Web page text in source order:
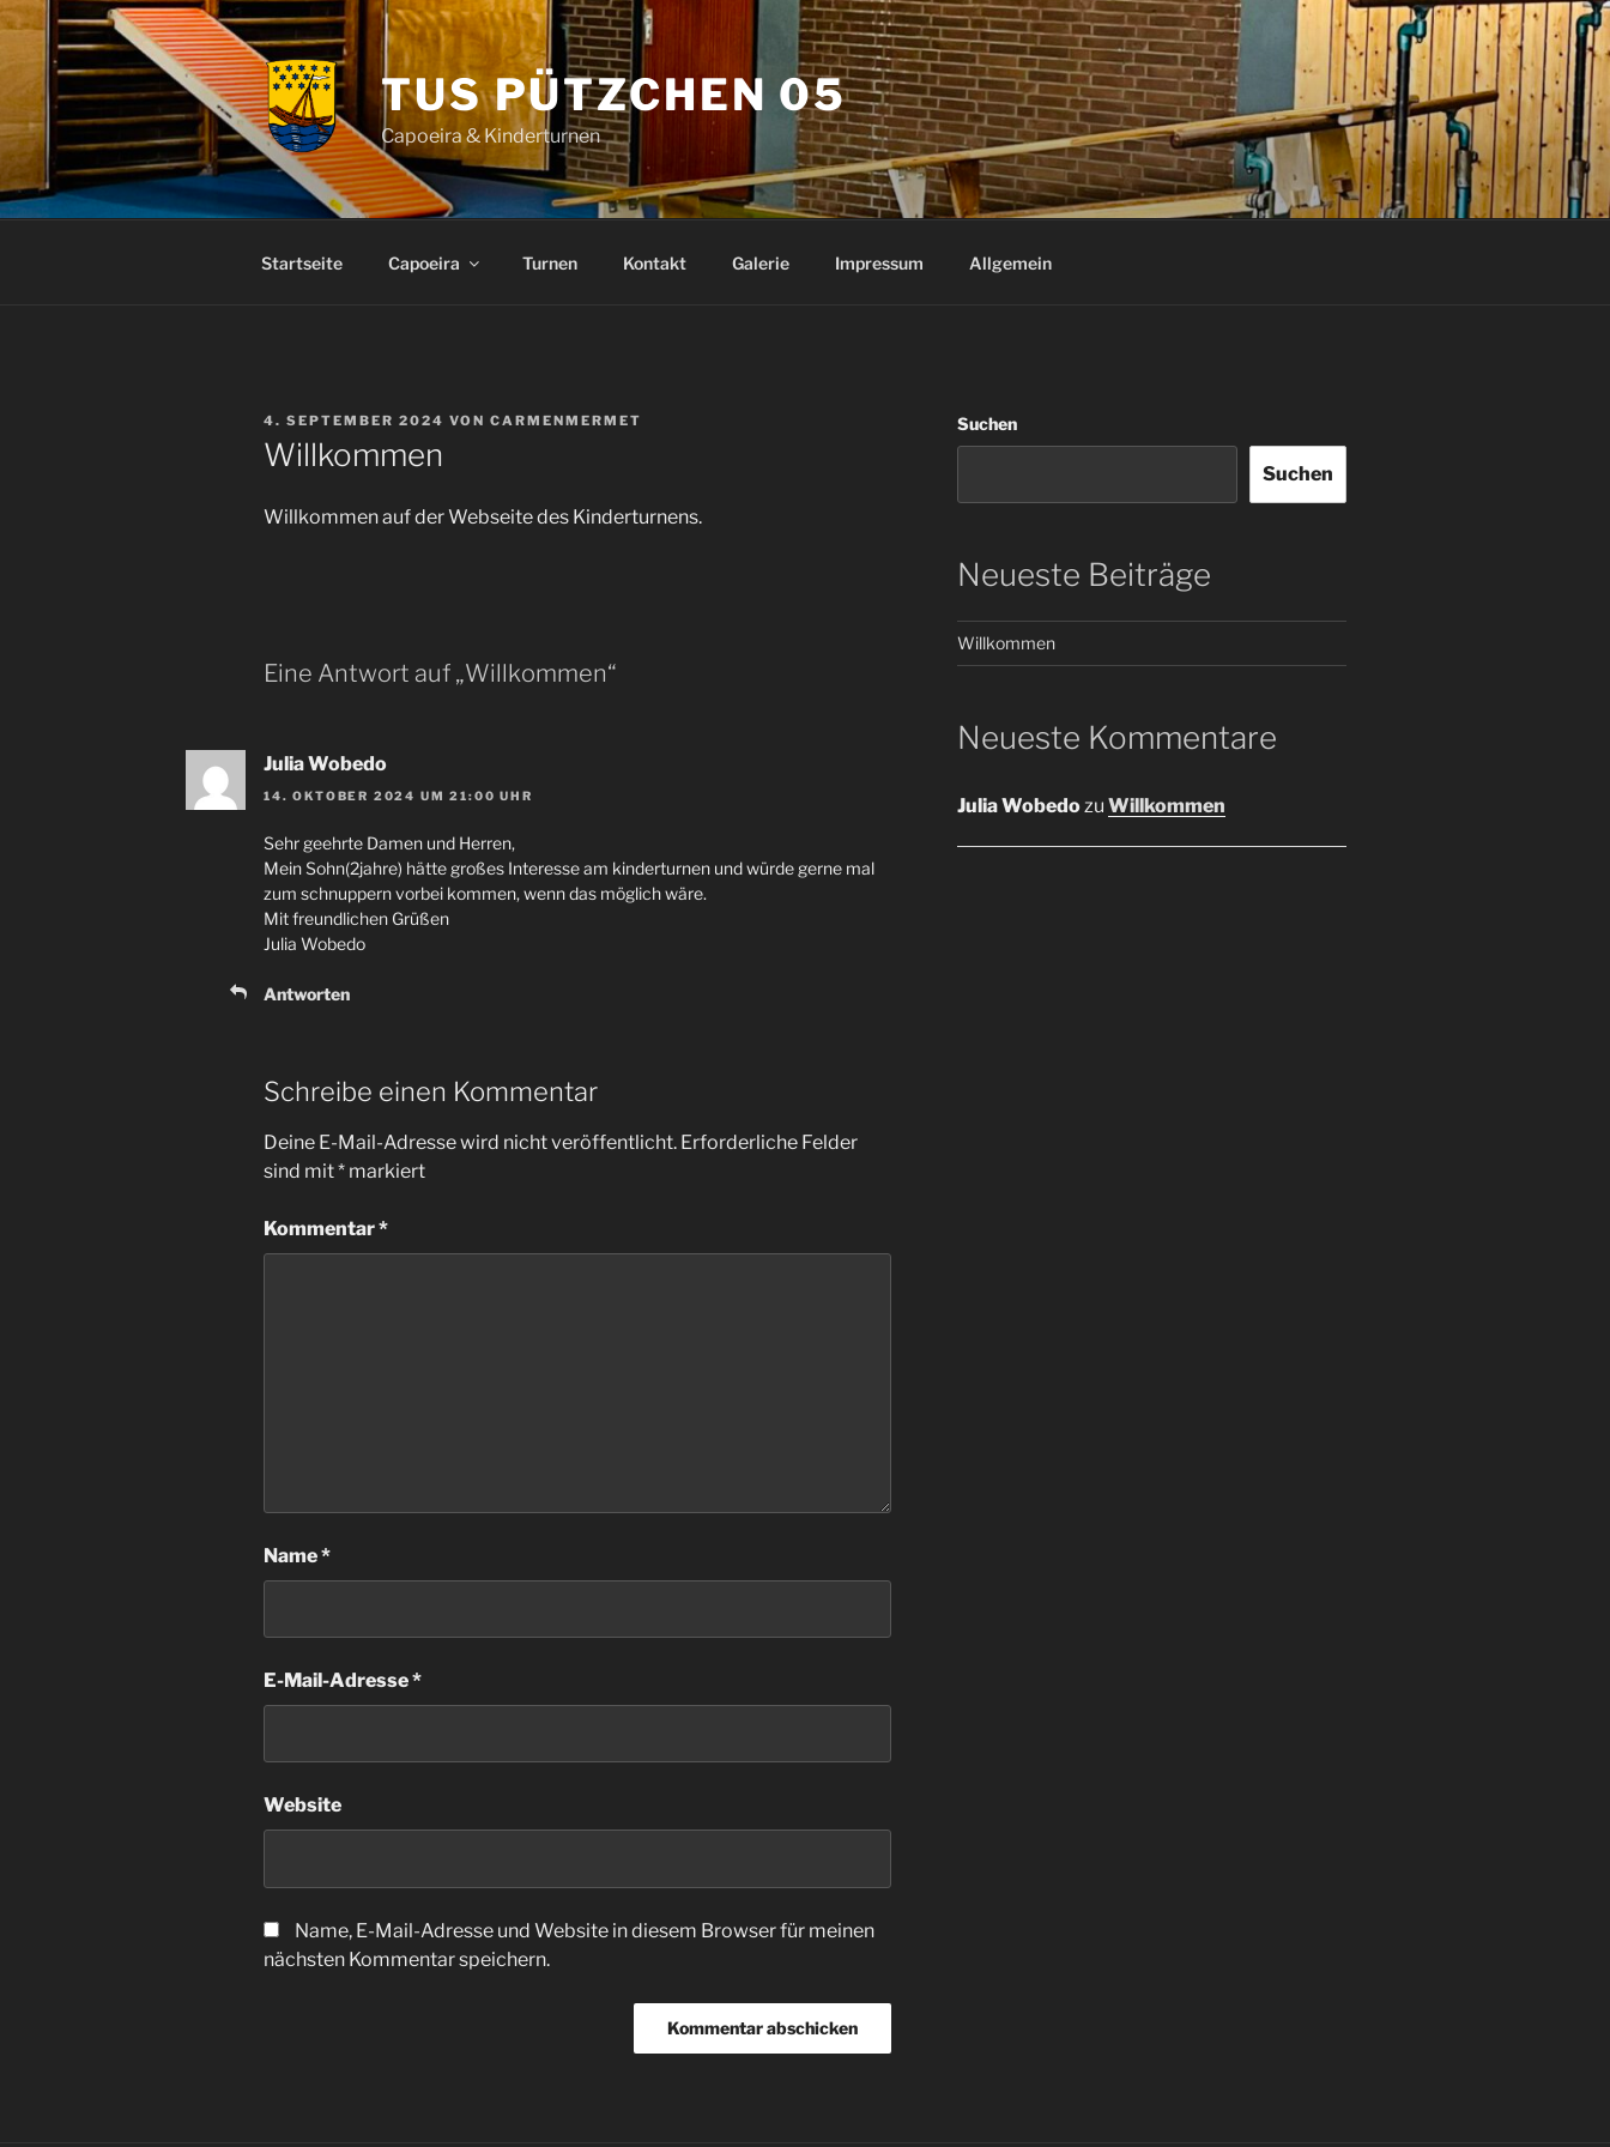
Zum
Inhalt
springen
TUS PÜTZCHEN 05
Capoeira & Kinderturnen
Startseite Capoeira Turnen Kontakt Galerie Impressum Allgemein
VERÖFFENTLICHT
AM
4. SEPTEMBER 2024 VON CARMENMERMET
Willkommen
Willkommen auf der Webseite des Kinderturnens.
Eine Antwort auf „Willkommen“
Julia Wobedo
14. OKTOBER 2024 UM 21:00 UHR
Sehr geehrte Damen und Herren,
Mein Sohn(2jahre) hätte großes Interesse am kinderturnen und würde gerne mal
zum schnuppern vorbei kommen, wenn das möglich wäre.
Mit freundlichen Grüßen
Julia Wobedo
Antworten
Schreibe einen Kommentar
Deine E-Mail-Adresse wird nicht veröffentlicht. Erforderliche Felder
sind mit* markiert
Kommentar*
Name*
E-Mail-Adresse*
Website
Name, E-Mail-Adresse und Website in diesem Browser für meinen
nächsten Kommentar speichern.
Suchen
Suchen
Neueste Beiträge
Willkommen
Neueste Kommentare
Julia Wobedozu Willkommen